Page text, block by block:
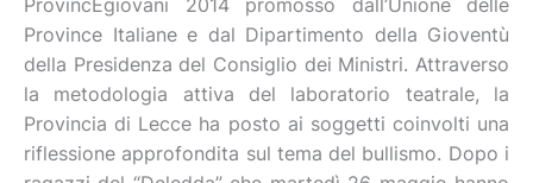
ProvincEgiovani 2014 promosso dall’Unione delle
Province Italiane e dal Dipartimento della Gioventù
della Presidenza del Consiglio dei Ministri. Attraverso
la metodologia attiva del laboratorio teatrale, la
Provincia di Lecce ha posto ai soggetti coinvolti una
riflessione approfondita sul tema del bullismo. Dopo i